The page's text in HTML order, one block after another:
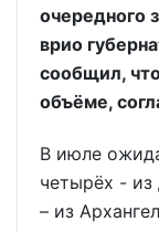
очередного
врио
сообщил,
объёме,
В июле
четырёх - из
– из